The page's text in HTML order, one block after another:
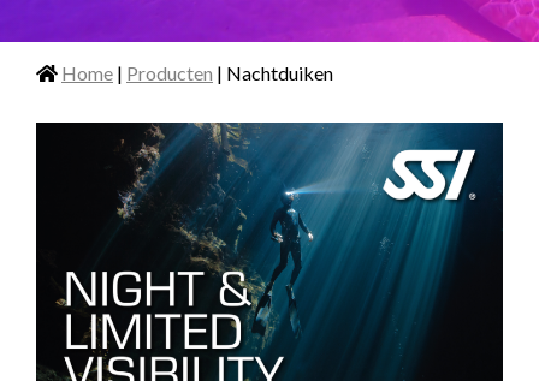
Home | Producten | Nachtduiken